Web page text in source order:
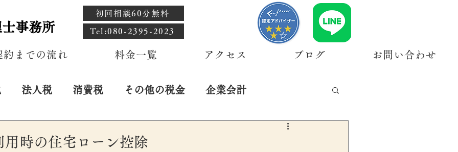
事務所
初回相談60分無料
​Tel:080-2395-2023
約までの流れ 料金一覧 アクセス ブログ お問い合わせ
法人税 消費税 その他の税金 企業会計
用時の住宅ローン控除